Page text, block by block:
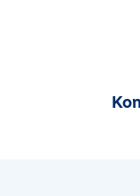
Filiale